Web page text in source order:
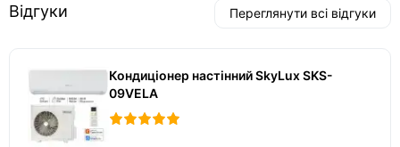
Відгуки Переглянути всі відгуки
Кондиціонер настінний SkyLux SKS-
09VELA